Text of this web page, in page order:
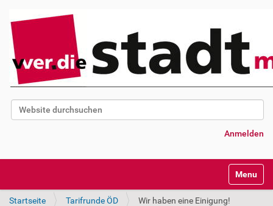
Website durchsuchen
Anmelden
Startseite Tarifrunde ÖD Wir haben eine Einigung!